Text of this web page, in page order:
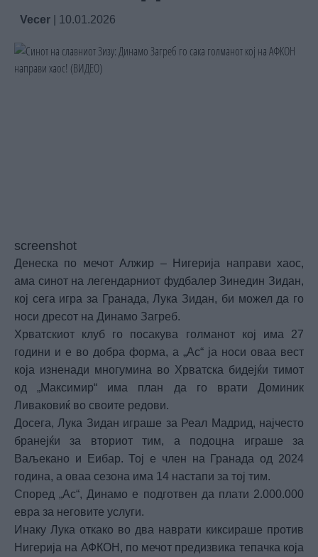
Vecer 10.01.2026
screenshot
Денеска по мечот Алжир – Нигерија направи хаос,
ама синот на легендарниот фудбалер Зинедин Зидан,
кој сега игра за Гранада, Лука Зидан, би можел да го
носи дресот на Динамо Загреб.
Хрватскиот клуб го посакува голманот кој има 27
години и е во добра форма, а „Ас“ ја носи оваа вест
која изненади многумина во Хрватска бидејќи тимот
од „Максимир“ има план да го врати Доминик
Ливаковиќ во своите редови.
Досега, Лука Зидан играше за Реал Мадрид, најчесто
бранејќи за вториот тим, а подоцна играше за
Ваљекано и Еибар. Тој е член на Гранада од 2024
година, а оваа сезона има 14 настапи за тој тим.
Според „Ас“, Динамо е подготвен да плати 2.000.000
евра за неговите услуги.
Инаку Лука откако во два наврати киксираше против
Нигерија на АФКОН, по мечот предизвика тепачка која